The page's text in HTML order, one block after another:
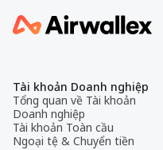
Tài khoản Doanh nghiệp
Tổng quan về Tài khoản
Doanh nghiệp
Tài khoản Toàn cầu
Ngoại tệ & Chuyển tiền